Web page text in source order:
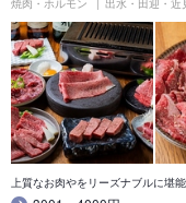
上質なお肉やをリーズナブルに堪